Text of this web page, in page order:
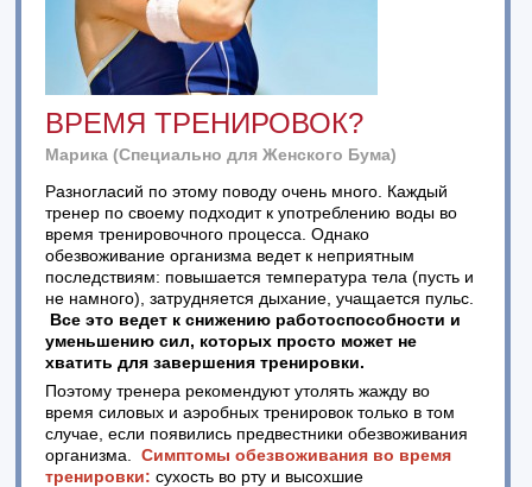
ВРЕМЯ ТРЕНИРОВОК?
Марика (Специально для Женского Бума)
Разногласий по этому поводу очень много. Каждый
тренер по своему подходит к употреблению воды во
время тренировочного процесса. Однако
обезвоживание организма ведет к неприятным
последствиям: повышается температура тела (пусть и
не намного), затрудняется дыхание, учащается пульс.
Все это ведет к снижению работоспособности и
уменьшению сил, которых просто может не
хватить для завершения тренировки.
Поэтому тренера рекомендуют утолять жажду во
время силовых и аэробных тренировок только в том
случае, если появились предвестники обезвоживания
организма.Симптомы обезвоживания во время
тренировки: сухость во рту и высохшие